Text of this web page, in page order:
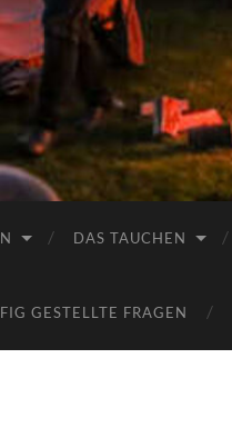
DAS TAUCHEN
GESTELLTE FRAGEN